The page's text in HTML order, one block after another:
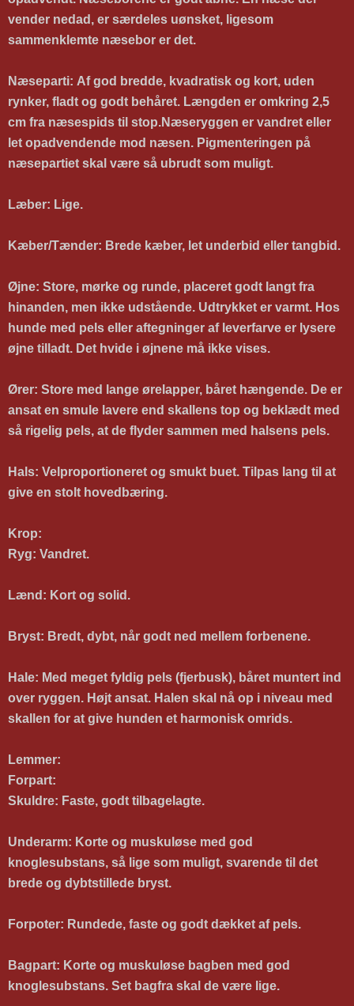
vender nedad, er særdeles uønsket, ligesom
sammenklemte næsebor er det.
Næseparti: Af god bredde, kvadratisk og kort, uden
rynker, fladt og godt behåret. Længden er omkring 2,5
cm fra næsespids til stop.Næseryggen er vandret eller
let opadvendende mod næsen. Pigmenteringen på
næsepartiet skal være så ubrudt som muligt.
Læber: Lige.
Kæber/Tænder: Brede kæber, let underbid eller tangbid.
Øjne: Store, mørke og runde, placeret godt langt fra
hinanden, men ikke udstående. Udtrykket er varmt. Hos
hunde med pels eller aftegninger af leverfarve er lysere
øjne tilladt. Det hvide i øjnene må ikke vises.
Ører: Store med lange ørelapper, båret hængende. De er
ansat en smule lavere end skallens top og beklædt med
så rigelig pels, at de flyder sammen med halsens pels.
Hals: Velproportioneret og smukt buet. Tilpas lang til at
give en stolt hovedbæring.
Krop:
Ryg: Vandret.
Lænd: Kort og solid.
Bryst: Bredt, dybt, når godt ned mellem forbenene.
Hale: Med meget fyldig pels (fjerbusk), båret muntert ind
over ryggen. Højt ansat. Halen skal nå op i niveau med
skallen for at give hunden et harmonisk omrids.
Lemmer:
Forpart:
Skuldre: Faste, godt tilbagelagte.
Underarm: Korte og muskuløse med god
knoglesubstans, så lige som muligt, svarende til det
brede og dybtstillede bryst.
Forpoter: Rundede, faste og godt dækket af pels.
Bagpart: Korte og muskuløse bagben med god
knoglesubstans. Set bagfra skal de være lige.